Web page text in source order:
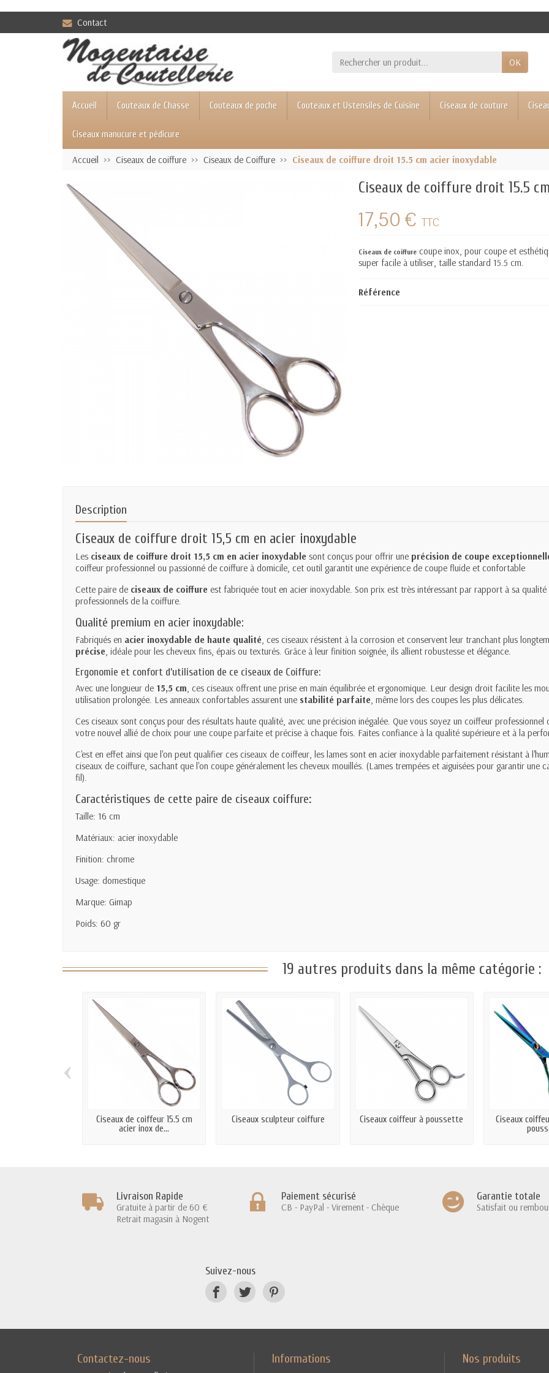
Contact
OK
Accueil Couteaux de Chasse Couteaux de poche Couteaux et Ustensiles de Cuisine Ciseaux de couture
Ciseaux manucure et pédicure
Accueil Ciseaux de coiffure Ciseaux de Coiffure Ciseaux de coiffure droit 15.5 cm acier inoxydable
Ciseaux de coiffure droit 15.5
17,50 €TTC
Ciseaux de coiffure coupe inox, pour coupe et
super facile à utiliser, taille standard 15.5 cm.
Référence
Description
Ciseaux de coiffure droit 15,5 cm en acier inoxydable
Les ciseaux de coiffure droit 15,5 cm en acier inoxydable sont conçus pour offrir une précision de coupe
coiffeur professionnel ou passionné de coiffure à domicile, cet outil garantit une expérience de coupe fluide et confortable
Cette paire de ciseaux de coiffure est fabriquée tout en acier inoxydable. Son prix est très intéressant par rapport à sa qualité
professionnels de la coiffure.
Qualité premium en acier inoxydable:
Fabriqués en acier inoxydable de haute qualité, ces ciseaux résistent à la corrosion et conservent leur tranchant plus
précise, idéale pour les cheveux fins, épais ou texturés. Grâce à leur finition soignée, ils allient robustesse et élégance.
Ergonomie et confort d’utilisation de ce ciseaux de Coiffure:
Avec une longueur de 15,5 cm, ces ciseaux offrent une prise en main équilibrée et ergonomique. Leur design droit facilite les
utilisation prolongée. Les anneaux confortables assurent une stabilité parfaite, même lors des coupes les plus délicates.
Ces ciseaux sont conçus pour des résultats haute qualité, avec une précision inégalée. Que vous soyez un coiffeur
votre nouvel allié de choix pour une coupe parfaite et précise à chaque fois. Faites confiance à la qualité supérieure et à la
C'est en effet ainsi que l'on peut qualifier ces ciseaux de coiffeur, les lames sont en acier inoxydable parfaitement résistant à
ciseaux de coiffure, sachant que l'on coupe généralement les cheveux mouillés. (Lames trempées et aiguisées pour garantir une
fil).
Caractéristiques de cette paire de ciseaux coiffure:
Taille: 16 cm
Matériaux: acier inoxydable
Finition: chrome
Usage: domestique
Marque: Gimap
Poids: 60 gr
19 autres produits dans la même catégorie :
Ciseaux de coiffeur 15.5 cm
acier inox de...
Ciseaux sculpteur coiffure Ciseaux coiffeur à poussette
Ciseaux
‹
Livraison Rapide
Gratuite à partir de 60 €
Retrait magasin à Nogent
Paiement sécurisé
CB - PayPal - Virement - Chèque
Garantie totale
Satisfait ou
Suivez-nous
Contactez-nous Informations Nos produits